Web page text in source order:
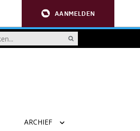
AANMELDEN
ARCHIEF